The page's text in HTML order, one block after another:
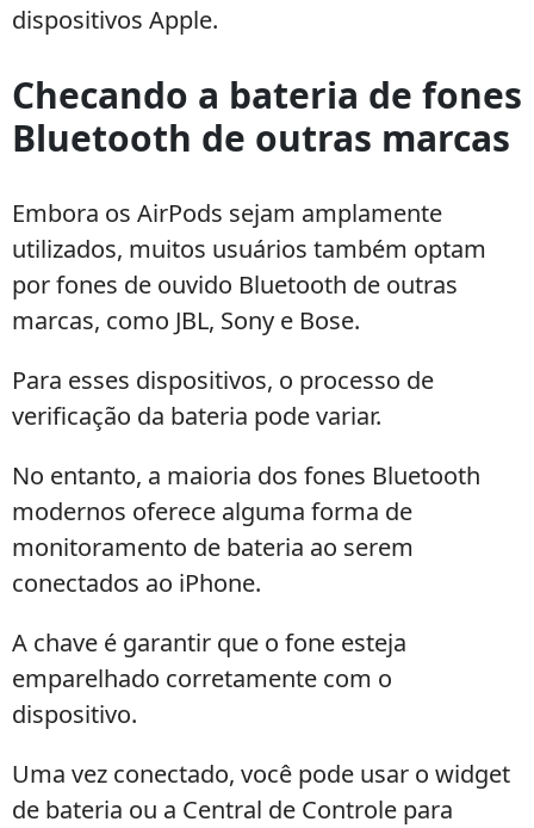
dispositivos Apple.
Checando a bateria de fones
Bluetooth de outras marcas
Embora os AirPods sejam amplamente
utilizados, muitos usuários também optam
por fones de ouvido Bluetooth de outras
marcas, como JBL, Sony e Bose.
Para esses dispositivos, o processo de
verificação da bateria pode variar.
No entanto, a maioria dos fones Bluetooth
modernos oferece alguma forma de
monitoramento de bateria ao serem
conectados ao iPhone.
A chave é garantir que o fone esteja
emparelhado corretamente com o
dispositivo.
Uma vez conectado, você pode usar o widget
de bateria ou a Central de Controle para